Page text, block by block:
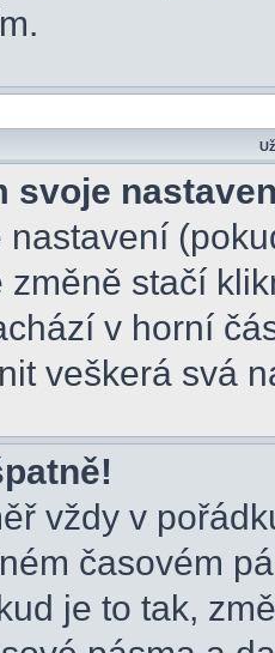
svoje
nastavení
změně stačí
v horní
veškerá svá
vždy v
časovém
je to tak,